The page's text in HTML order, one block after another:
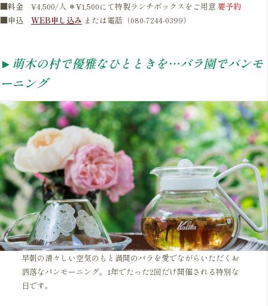
■料金 ¥4,500/人 ＊¥1,500にて特製ランチボックスをご用意 要予約
■申込 WEB申し込み または電話（080-7244-0399）
►萌木の村で優雅なひとときを…バラ園でパンモ
ーニング
早朝の清々しい空気のもと満開のバラを愛でながらいただくお
洒落なパンモーニング。1年でたった2回だけ開催される特別な
日です。